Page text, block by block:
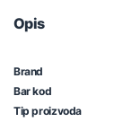
Opis
Brand
Bar kod
Tip proizvoda